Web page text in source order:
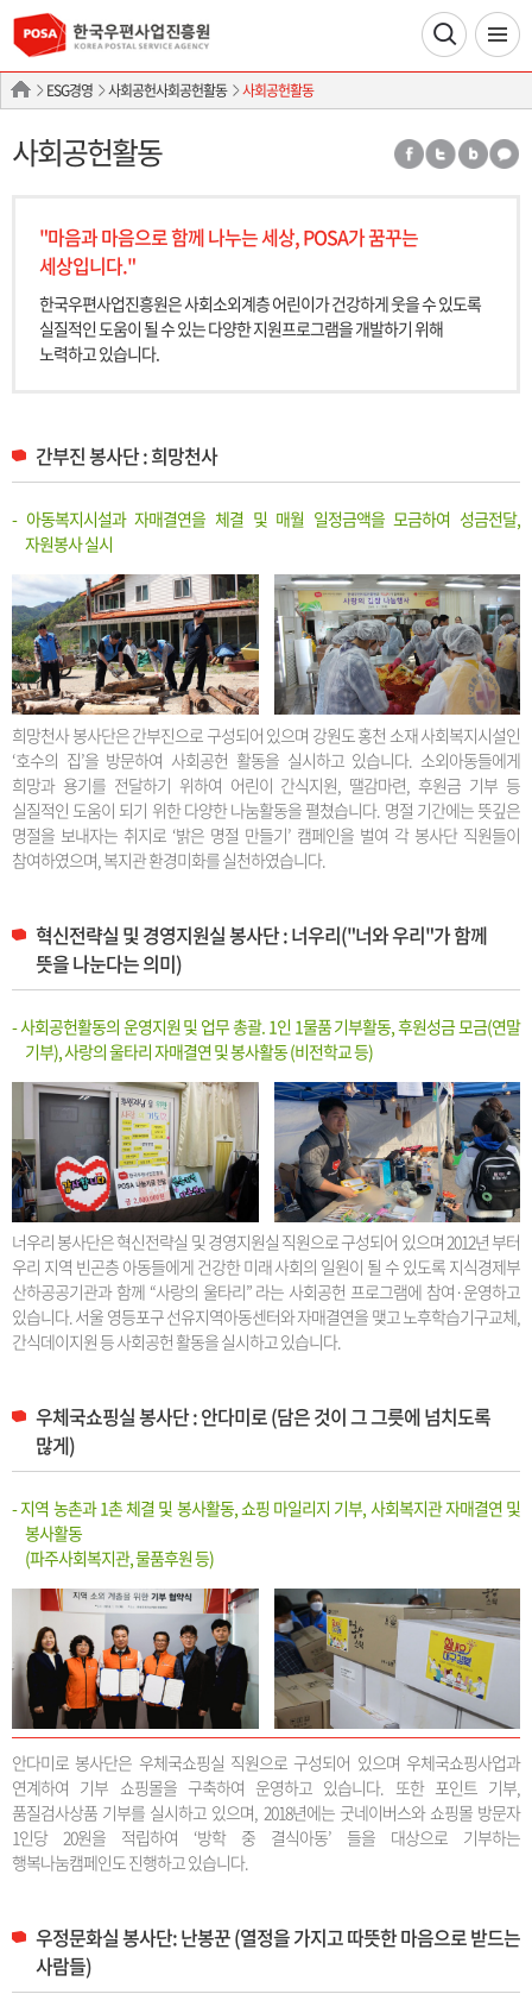
ESG경영 사회공헌사회공헌활동 사회공헌활동
사회공헌활동
"마음과 마음으로 함께 나누는 세상, POSA가 꿈꾸는
세상입니다."
한국우편사업진흥원은 사회소외계층 어린이가 건강하게 웃을 수 있도록
실질적인도움이 될 수 있는 다양한 지원프로그램을 개발하기 위해
노력하고 있습니다.
간부진 봉사단 : 희망천사
- 아동복지시설과 자매결연을 체결 및 매월 일정금액을 모금하여 성금전달,
자원봉사 실시
희망천사 봉사단은 간부진으로 구성되어 있으며 강원도 홍천 소재 사회복지시설인
‘호수의 집’을 방문하여 사회공헌 활동을 실시하고 있습니다. 소외아동들에게
희망과 용기를 전달하기 위하여 어린이 간식지원, 땔감마련, 후원금 기부 등
실질적인 도움이 되기 위한 다양한 나눔활동을 펼쳤습니다. 명절 기간에는 뜻깊은
명절을 보내자는 취지로 ‘밝은 명절 만들기’ 캠페인을 벌여 각 봉사단 직원들이
참여하였으며, 복지관 환경미화를 실천하였습니다.
혁신전략실 및 경영지원실 봉사단 : 너우리("너와 우리"가 함께
뜻을 나눈다는 의미)
- 사회공헌활동의 운영지원 및 업무 총괄. 1인 1물품 기부활동, 후원성금 모금(연말
기부), 사랑의 울타리 자매결연 및 봉사활동 (비전학교 등)
너우리 봉사단은 혁신전략실 및 경영지원실 직원으로 구성되어 있으며 2012년 부터
우리 지역 빈곤층 아동들에게 건강한 미래 사회의 일원이 될 수 있도록 지식경제부
산하공공기관과 함께 “사랑의 울타리” 라는 사회공헌 프로그램에 참여·운영하고
있습니다. 서울 영등포구 선유지역아동센터와 자매결연을 맺고 노후학습기구교체,
간식데이지원 등 사회공헌 활동을 실시하고 있습니다.
우체국쇼핑실 봉사단 : 안다미로 (담은 것이 그 그릇에 넘치도록
많게)
- 지역 농촌과 1촌 체결 및 봉사활동, 쇼핑 마일리지 기부, 사회복지관 자매결연 및
봉사활동
(파주사회복지관, 물품후원 등)
안다미로 봉사단은 우체국쇼핑실 직원으로 구성되어 있으며 우체국쇼핑사업과
연계하여 기부 쇼핑몰을 구축하여 운영하고 있습니다. 또한 포인트 기부,
품질검사상품 기부를 실시하고 있으며, 2018년에는 굿네이버스와 쇼핑몰 방문자
1인당 20원을 적립하여 ‘방학 중 결식아동’ 들을 대상으로 기부하는
행복나눔캠페인도 진행하고 있습니다.
우정문화실 봉사단: 난봉꾼 (열정을 가지고 따뜻한 마음으로 받드는
사람들)